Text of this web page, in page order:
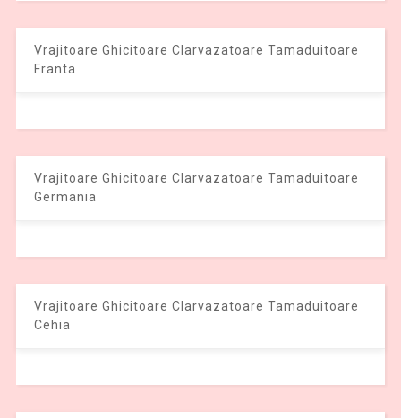
Vrajitoare Ghicitoare Clarvazatoare Tamaduitoare
Franta
Vrajitoare Ghicitoare Clarvazatoare Tamaduitoare
Germania
Vrajitoare Ghicitoare Clarvazatoare Tamaduitoare
Cehia